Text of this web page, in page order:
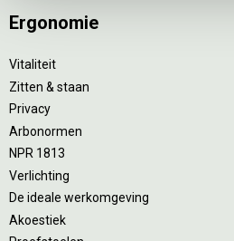
Ergonomie
Vitaliteit
Zitten & staan
Privacy
Arbonormen
NPR 1813
Verlichting
De ideale werkomgeving
Akoestiek